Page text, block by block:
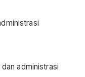
administrasi